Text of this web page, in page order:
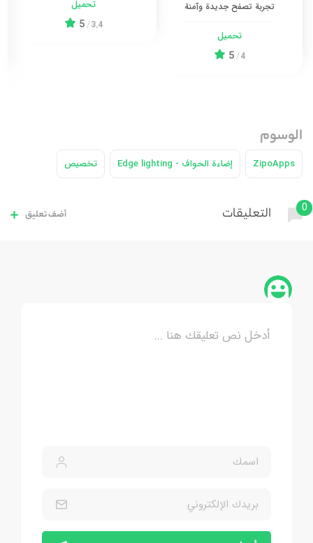
تجربة تصفح جديدة وآمنة
تحميل
4
/
5
تحميل
3.4
/
5
الوسوم
ZipoApps إضاءة الحواف - Edge lighting تخصيص
0 التعليقات أضف تعليق